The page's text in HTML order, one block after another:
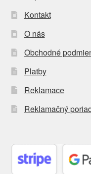
Kontakt
O nás
Obchodné
Platby
Reklamace
Reklamačný